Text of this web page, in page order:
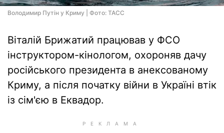
Володимир Путін у Криму | Фото: ТАСС
Віталій Брижатий працював у ФСО
інструктором-кінологом, охороняв дачу
російського президента в анексованому
Криму, а після початку війни в Україні втік
із сім'єю в Еквадор.